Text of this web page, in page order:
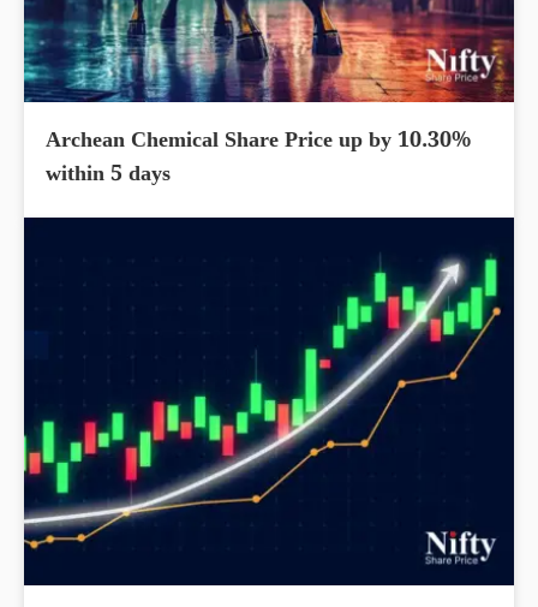
Archean Chemical Share Price up by 10.30%
within 5 days